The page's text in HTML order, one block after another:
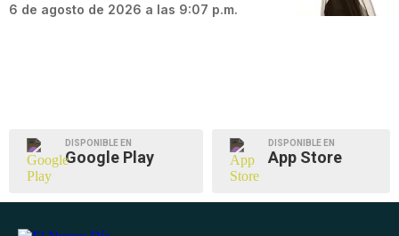
6 de agosto de 2026 a las 9:07 p.m.
DISPONIBLE EN
Google Play
DISPONIBLE EN
App Store